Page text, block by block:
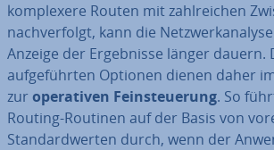
kom­ple­xe­re Routen mit zahl­rei­chen
nach­ver­folgt, kann die
Anzeige der Er­geb­nis­se länger dauern.
auf­ge­führ­ten Optionen dienen daher
zur ope­ra­ti­ven Fein­steue­rung. So
Routing-Routinen auf der Basis von
Stan­dard­wer­ten durch, wenn der